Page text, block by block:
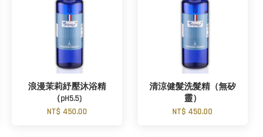
浪漫茉莉紓壓沐浴精
（pH5.5)
NT$ 450.00
清涼健髮洗髮精（無矽
靈）
NT$ 450.00